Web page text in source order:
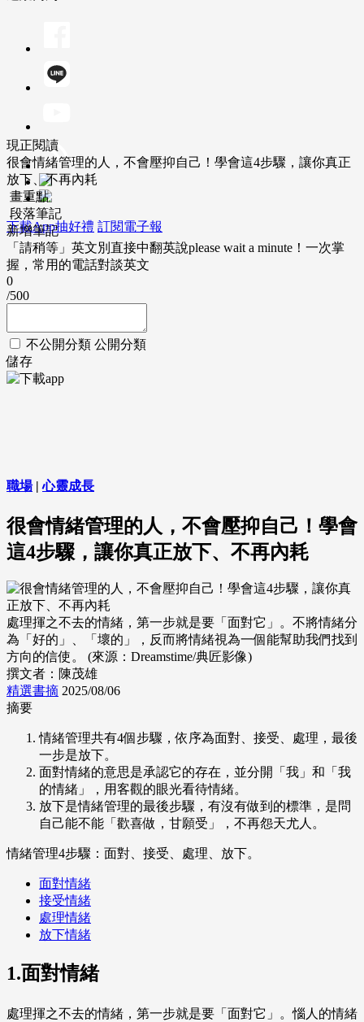
下載App抽好禮 訂閱電子報
現正閱讀
很會情緒管理的人，不會壓抑自己！學會這4步驟，讓你真正
放下、不再內耗
畫重點
段落筆記
新增筆記
「請稍等」英文別直接中翻英說please wait a minute！一次掌
握，常用的電話對談英文
0
/500
不公開分類 公開分類
儲存
職場|心靈成長
很會情緒管理的人，不會壓抑自己！學會
這4步驟，讓你真正放下、不再內耗
處理揮之不去的情緒，第一步就是要「面對它」。不將情緒分
為「好的」、「壞的」，反而將情緒視為一個能幫助我們找到
方向的信使。 (來源：Dreamstime/典匠影像)
撰文者：陳茂雄
精選書摘 2025/08/06
摘要
情緒管理共有4個步驟，依序為面對、接受、處理，最後
一步是放下。
面對情緒的意思是承認它的存在，並分開「我」和「我
的情緒」，用客觀的眼光看待情緒。
放下是情緒管理的最後步驟，有沒有做到的標準，是問
自己能不能「歡喜做，甘願受」，不再怨天尤人。
情緒管理4步驟：面對、接受、處理、放下。
面對情緒
接受情緒
處理情緒
放下情緒
1.面對情緒
處理揮之不去的情緒，第一步就是要「面對它」。惱人的情緒